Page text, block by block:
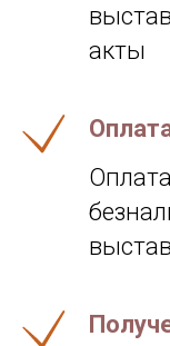
акты